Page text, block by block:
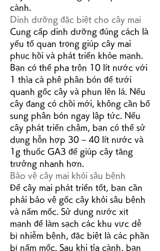
cành.
Dinh dưỡng đặc biệt cho cây mai
Cung cấp dinh dưỡng đúng cách là
yếu tố quan trọng giúp cây mai
phục hồi và phát triển khỏe mạnh.
Bạn có thể pha trộn 10 lít nước với
1 thìa cà phê phân bón để tưới
quanh gốc cây và phun lên lá. Nếu
cây đang có chồi mới, không cần bổ
sung phân bón ngay lập tức. Nếu
cây phát triển chậm, bạn có thể sử
dụng hỗn hợp 30 – 40 lít nước và
1g thuốc GA3 để giúp cây tăng
trưởng nhanh hơn.
Bảo vệ cây mai khỏi sâu bệnh
Để cây mai phát triển tốt, bạn cần
phải bảo vệ gốc cây khỏi sâu bệnh
và nấm mốc. Sử dụng nước xịt
mạnh để làm sạch các khu vực dễ
bị nhiễm bệnh, đặc biệt là các phần
bị nấm mốc. Sau khi tỉa cành, bạn